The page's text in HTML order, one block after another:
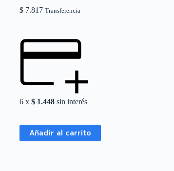
$ 7.817 Transferencia
6 x $ 1.448 sin interés
Añadir al carrito